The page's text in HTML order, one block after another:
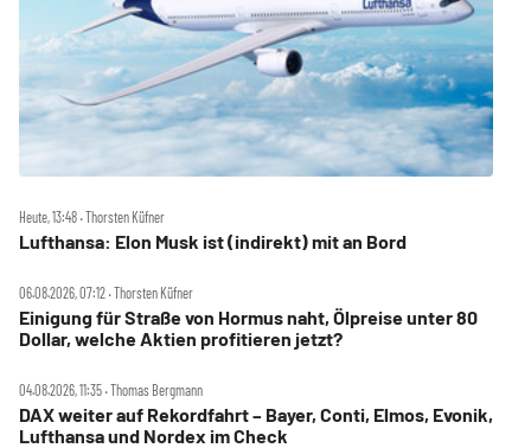
Heute, 13:48 ‧ Thorsten Küfner
Lufthansa: Elon Musk ist (indirekt) mit an Bord
06.08.2026, 07:12 ‧ Thorsten Küfner
Einigung für Straße von Hormus naht, Ölpreise unter 80
Dollar, welche Aktien profitieren jetzt?
04.08.2026, 11:35 ‧ Thomas Bergmann
DAX weiter auf Rekordfahrt – Bayer, Conti, Elmos, Evonik,
Lufthansa und Nordex im Check